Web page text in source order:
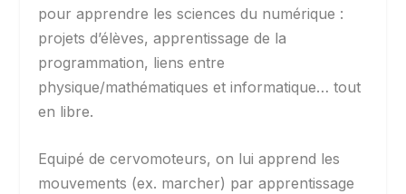
pour apprendre les sciences du numérique :
projets d’élèves, apprentissage de la
programmation, liens entre
physique/mathématiques et informatique… tout
en libre.
Equipé de cervomoteurs, on lui apprend les
mouvements (ex. marcher) par apprentissage